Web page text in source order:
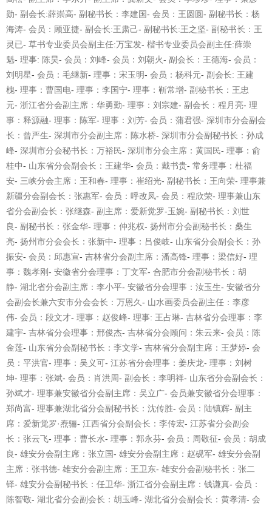
勋- 副会长:薛崇高- 副秘书长：李建国- 会员：王圆圆- 副秘书长：杨
海涛- 会员：顾亚捷- 副会长:王肃己- 副秘书长:王之坚- 副秘书长：王
灵已- 草书专业委员会副主任:万宝发- 楷书专业委员会副主任:薛崇
魁- 理事: 陈昊- 会员：刘峰- 会员：刘朝火- 副会长：王德海- 会员：
刘明星- 会员：毛继新- 理事：宋玉明- 会员：杨科元- 副会长: 王建
槐- 理事：曹国电- 理事：李国宁- 理事：靳常增- 副秘书长：王忠
元- 浙江省分会副主席：华勇勤- 理事：刘宗建- 副会长：程月亮- 理
事：释源融- 理事：陈军- 理事：刘芳- 会员：蒲君强- 深圳市分会副会
长：曾严生- 深圳市分会副主席：陈水桥- 深圳市分会副秘书长：孙成
峰- 深圳市分会秘书长：万裕民- 深圳市分会主席：黄国民- 理事：俞
桂中- 山东省分会副会长：王建华- 会员：戴书贵- 常务理事：杜福
安- 三峡分会主席：王和春- 理事：崔绍光- 副秘书长：王向荣- 理事兼
新疆分会副会长：张惠军- 会员：呼改凤- 会员：程欣荣- 理事兼山东
省分会副会长：张继森- 副主席：爱新觉罗-玉婉- 副秘书长：刘世
良- 副秘书长：张金华- 理事：仲兆权- 扬州市分会副秘书长：桑生
亮- 扬州市分会会长：张新中- 理事：吕俊岐- 山东省分会副会长：孙
振安- 会员：邱惠宣- 吉林省分会副主席：潘高锋- 理事：梁信好- 理
事：魏孝刚- 安徽省分会理事：丁文军- 合肥市分会副秘书长：胡
静- 湖北省分会副主席：李小平- 安徽省分会理事：汝玉生- 安徽省分
会副会长兼六安市分会会长：万恩久 - 山水画委员会副主任：李彦
伟- 会员：段文才- 理事：赵俊峰- 理事: 王占琳- 吉林省分会理事：李
建宇- 吉林省分会理事：邢俊杰- 吉林省分会顾问：朱云来- 会员：陈
金莲- 山东省分会副秘书长：李文学- 吉林省分会副主席：王梦婷- 会
员：平洪官- 理事：吴义可- 江苏省分会理事：姜庆龙- 理事：刘树
坤- 理事：张斌- 会员：肖洪周- 副会长：李明祥- 山东省分会副会长：
孙斌才- 理事兼安徽省分会副主席：吴立广- 会员兼安徽省分会理事：
郑尚富- 理事兼湖北省分会副秘书长：沈传胜- 会员：陆镇辉- 副主
席：爱新觉罗·焘骊- 江西省分会副会长：李传宏- 江苏省分会副会
长：张云飞- 理事：曹长水- 理事 ：郭永芬- 会员：周敬征- 会员：胡成
良- 雄安分会副主席：张立国- 雄安分会副主席：赵砚军- 雄安分会副
主席：张书德- 雄安分会副主席：王卫东- 雄安分会副秘书长：张二
铎- 雄安分会副秘书长：任卫华- 浙江省分会副主席：钱谦真- 会员：
陈智敬- 湖北省分会副会长：胡玉峰- 湖北省分会副会长：黄孝清- 会